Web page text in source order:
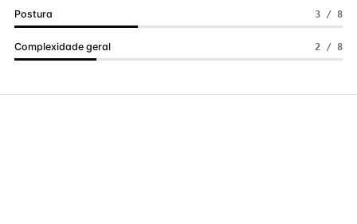
Postura 3 / 8
Complexidade geral 2 / 8